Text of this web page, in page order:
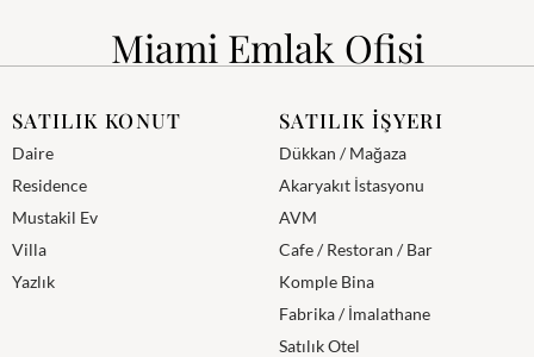
Miami Emlak Ofisi
SATILIK KONUT
Daire
Residence
Mustakil Ev
Villa
Yazlık
SATILIK İŞYERI
Dükkan / Mağaza
Akaryakıt İstasyonu
AVM
Cafe / Restoran / Bar
Komple Bina
Fabrika / İmalathane
Satılık Otel